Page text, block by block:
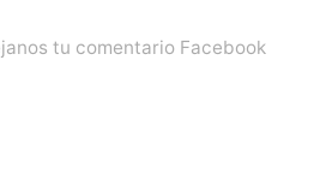
tu comentario Facebook